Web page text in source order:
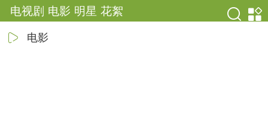
电视剧 电影 明星 花絮
电影